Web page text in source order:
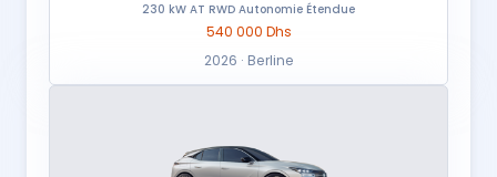
230 kW AT RWD Autonomie Étendue
540 000 Dhs
2026 · Berline